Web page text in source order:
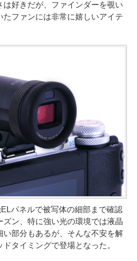
は好きだが、ファインダーを覗い
たファンには非常に嬉しいアイテ
パネルで被写体の細部まで確認
ズン、特に強い光の環境では液晶
い部分もあるが、そんな不安を解
タイミングで登場となった。